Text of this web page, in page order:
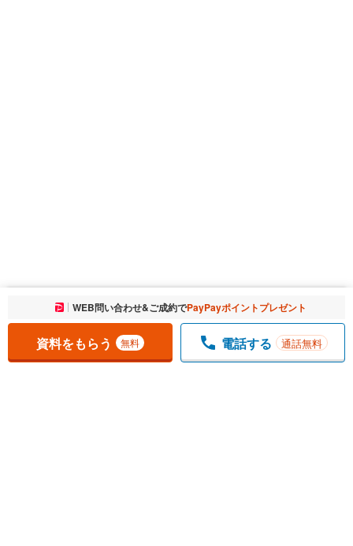
お気に入りに追加しました。 一覧を開く
WEB問い合わせ&ご成約でPayPayポイントプレゼント
資料をもらう 無料 電話する 通話無料